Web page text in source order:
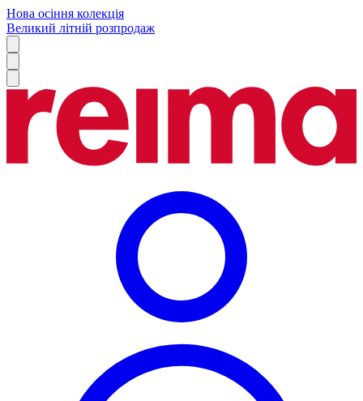
Нова осіння колекція
Великий літній розпродаж